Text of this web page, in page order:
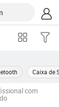
Caixa de
com